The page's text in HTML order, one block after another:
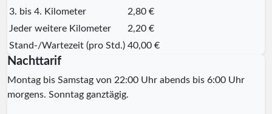
3. bis 4. Kilometer
2,80 €
Jeder weitere Kilometer
2,20 €
Stand-/Wartezeit (pro Std.) 40,00 €
Nachttarif
Montag bis Samstag von 22:00 Uhr abends bis 6:00 Uhr
morgens. Sonntag ganztägig.